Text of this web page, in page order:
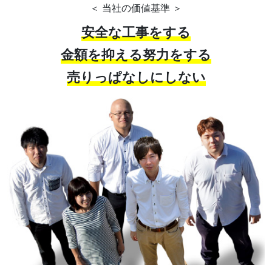
＜ 当社の価値基準 ＞
安全な工事をする
金額を抑える努力をする
売りっぱなしにしない